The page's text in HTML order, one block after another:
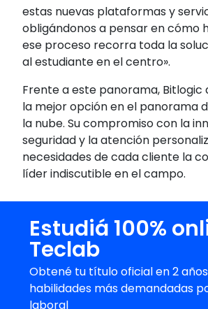
estas nuevas plataformas y
obligándonos a pensar en cómo
ese proceso recorra toda la
al estudiante en el centro».
Frente a este panorama,
la mejor opción en el panorama
la nube. Su compromiso con la
seguridad y la atención
necesidades de cada cliente la
líder indiscutible en el campo.
Estudiá 100%
Teclab
Obtené tu título oficial en 2
habilidades más demandadas
laboral